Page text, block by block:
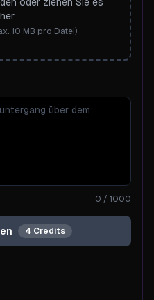
10 MB pro Datei)
0 / 1000
4 Credits